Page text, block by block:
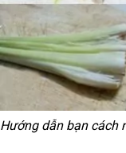
Hướng dẫn bạn cách